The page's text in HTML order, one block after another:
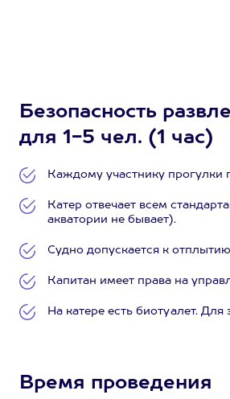
Безопасность
для 1-5 чел. (1 час)
Каждому участнику прогулки
Катер отвечает всем
акватории не бывает).
Судно допускается к
Капитан имеет права на
На катере есть биотуалет.
Время проведения